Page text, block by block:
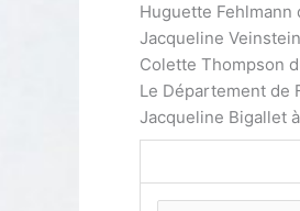
Huguette Fehlmann
Jacqueline
Colette Thompson
Le Département de
Jacqueline Bigallet